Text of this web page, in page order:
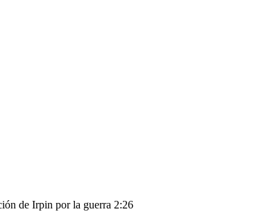
de Irpin por la guerra 2:26